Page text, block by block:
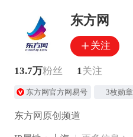
东方网
关注
13.7万粉丝 1 关注
东方网官方网易号 3枚勋章
东方网原创频道